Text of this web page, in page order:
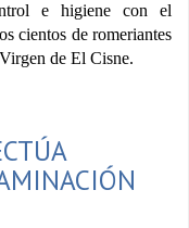
e higiene con el
cientos de romeriantes
de El Cisne.